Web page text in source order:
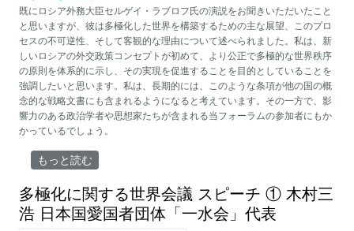
既にロシア外務大臣セルゲイ・ラブロフ氏の演説をお聞きいただいたこと
と思いますが、彼は多極化した世界を構築するための主な展望、このプロ
セスの不可逆性、そして客観的な理由について述べられました。私は、新
しいロシアの外交政策コンセプトが初めて、より公正で多極的な世界秩序
の原則を体系的に示し、その実現を促進することを目的としていることを
強調したいと思います。私は、長期的には、このような条項が他の国の概
念的な戦略文書にも含まれるようになると考えています。その一方で、影
響力のある政治学者や思想家たちが含まれる当フォーラムの参加者にもか
かっているでしょう。
多極化に関する世界会議 スピーチ① マリア・ザハロワ につい
もっと読む
多極化に関する世界会議 スピーチ ① 木村三
浩 日本国愛国者団体「一水会」代表